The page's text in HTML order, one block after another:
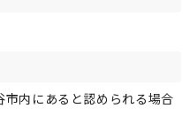
内にあると認められる場合